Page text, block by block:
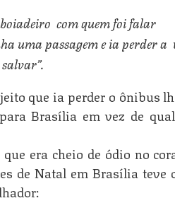
com quem foi falar
uma passagem e ia perder a
que ia perder o ônibus
Brasília em vez de
era cheio de ódio no
de Natal em Brasília teve